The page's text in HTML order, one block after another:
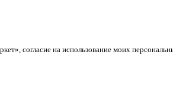
согласие на использование моих